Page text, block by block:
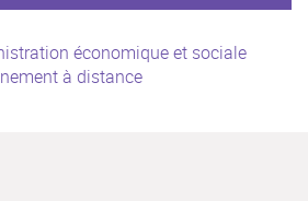
économique et sociale
à distance